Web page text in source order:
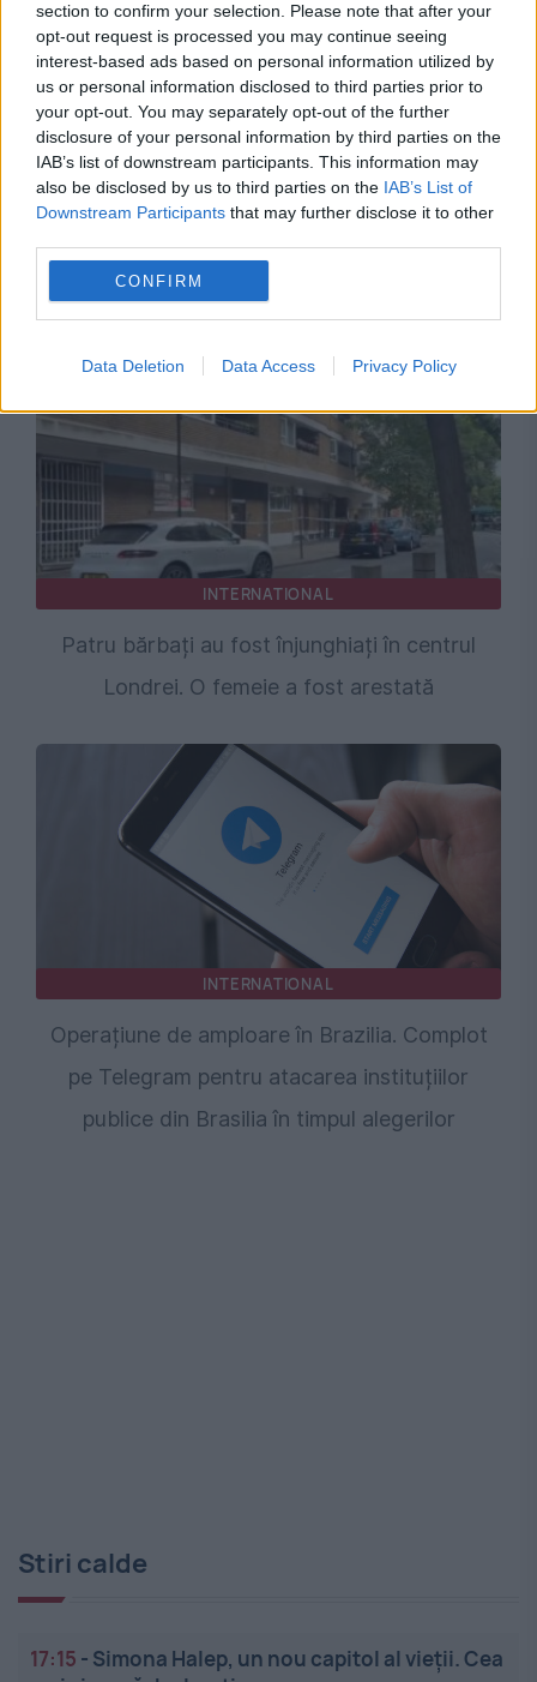
section to confirm your selection. Please note that after your
opt-out request is processed you may continue seeing
interest-based ads based on personal information utilized by
us or personal information disclosed to third parties prior to
your opt-out. You may separately opt-out of the further
disclosure of your personal information by third parties on the
IAB’s list of downstream participants. This information may
also be disclosed by us to third parties on the IAB’s List of
Downstream Participants that may further disclose it to other
CONFIRM
Data Deletion Data Access Privacy Policy
INTERNATIONAL
Descoperire macabră la o casă funerară din
Chicago. Au fost găsite peste 50 de cadavre
aflate în stare de descompunere
INTERNATIONAL
Patru bărbați au fost înjunghiați în centrul
Londrei. O femeie a fost arestată
INTERNATIONAL
Operațiune de amploare în Brazilia. Complot
pe Telegram pentru atacarea instituțiilor
publice din Brasilia în timpul alegerilor
Stiri calde
17:15 - Simona Halep, un nou capitol al vieții. Cea